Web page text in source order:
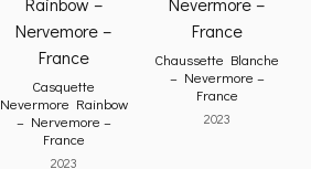
Casquette
Nevermore Rainbow
– Nervemore –
France
2023
Chaussette Blanche
– Nevermore –
France
2023